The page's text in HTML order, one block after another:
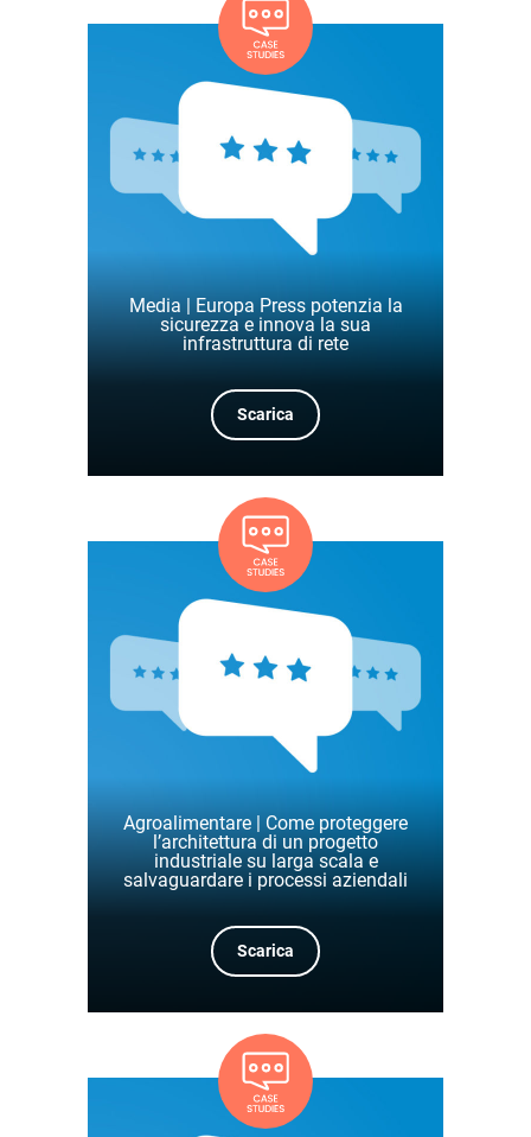
Media | Europa Press potenzia la
sicurezza e innova la sua
infrastruttura di rete
Scarica
Agroalimentare | Come proteggere
l’architettura di un progetto
industriale su larga scala e
salvaguardare i processi aziendali
Scarica